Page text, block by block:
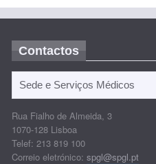
Contactos
Sede e Serviços Médicos
Rua Fialho de Almeida, 3
1070-128 Lisboa
Telef: 213 819 100
Correio eletrónico: spgl@spgl.pt